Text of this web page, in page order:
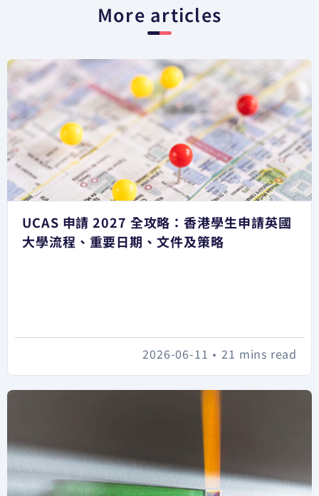
More articles
UCAS 申請 2027 全攻略：香港學生申請英國
大學流程、重要日期、文件及策略
21 mins read
•
2026-06-11